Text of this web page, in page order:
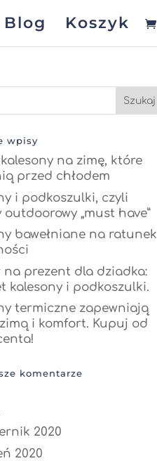
Blog Koszyk
wpisy
kalesony na zimę, które
przed chłodem
i podkoszulki, czyli
outdoorowy „must have”
bawełniane na ratunek
na prezent dla dziadka:
kalesony i podkoszulki.
termiczne zapewniają
i komfort. Kupuj od
komentarze
2020
2020